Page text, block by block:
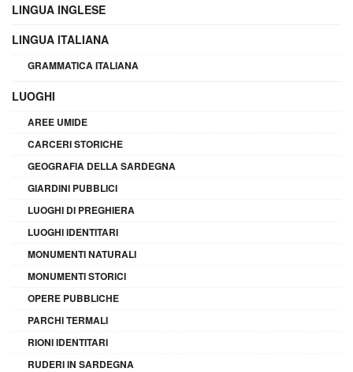
LINGUA INGLESE
LINGUA ITALIANA
GRAMMATICA ITALIANA
LUOGHI
AREE UMIDE
CARCERI STORICHE
GEOGRAFIA DELLA SARDEGNA
GIARDINI PUBBLICI
LUOGHI DI PREGHIERA
LUOGHI IDENTITARI
MONUMENTI NATURALI
MONUMENTI STORICI
OPERE PUBBLICHE
PARCHI TERMALI
RIONI IDENTITARI
RUDERI IN SARDEGNA